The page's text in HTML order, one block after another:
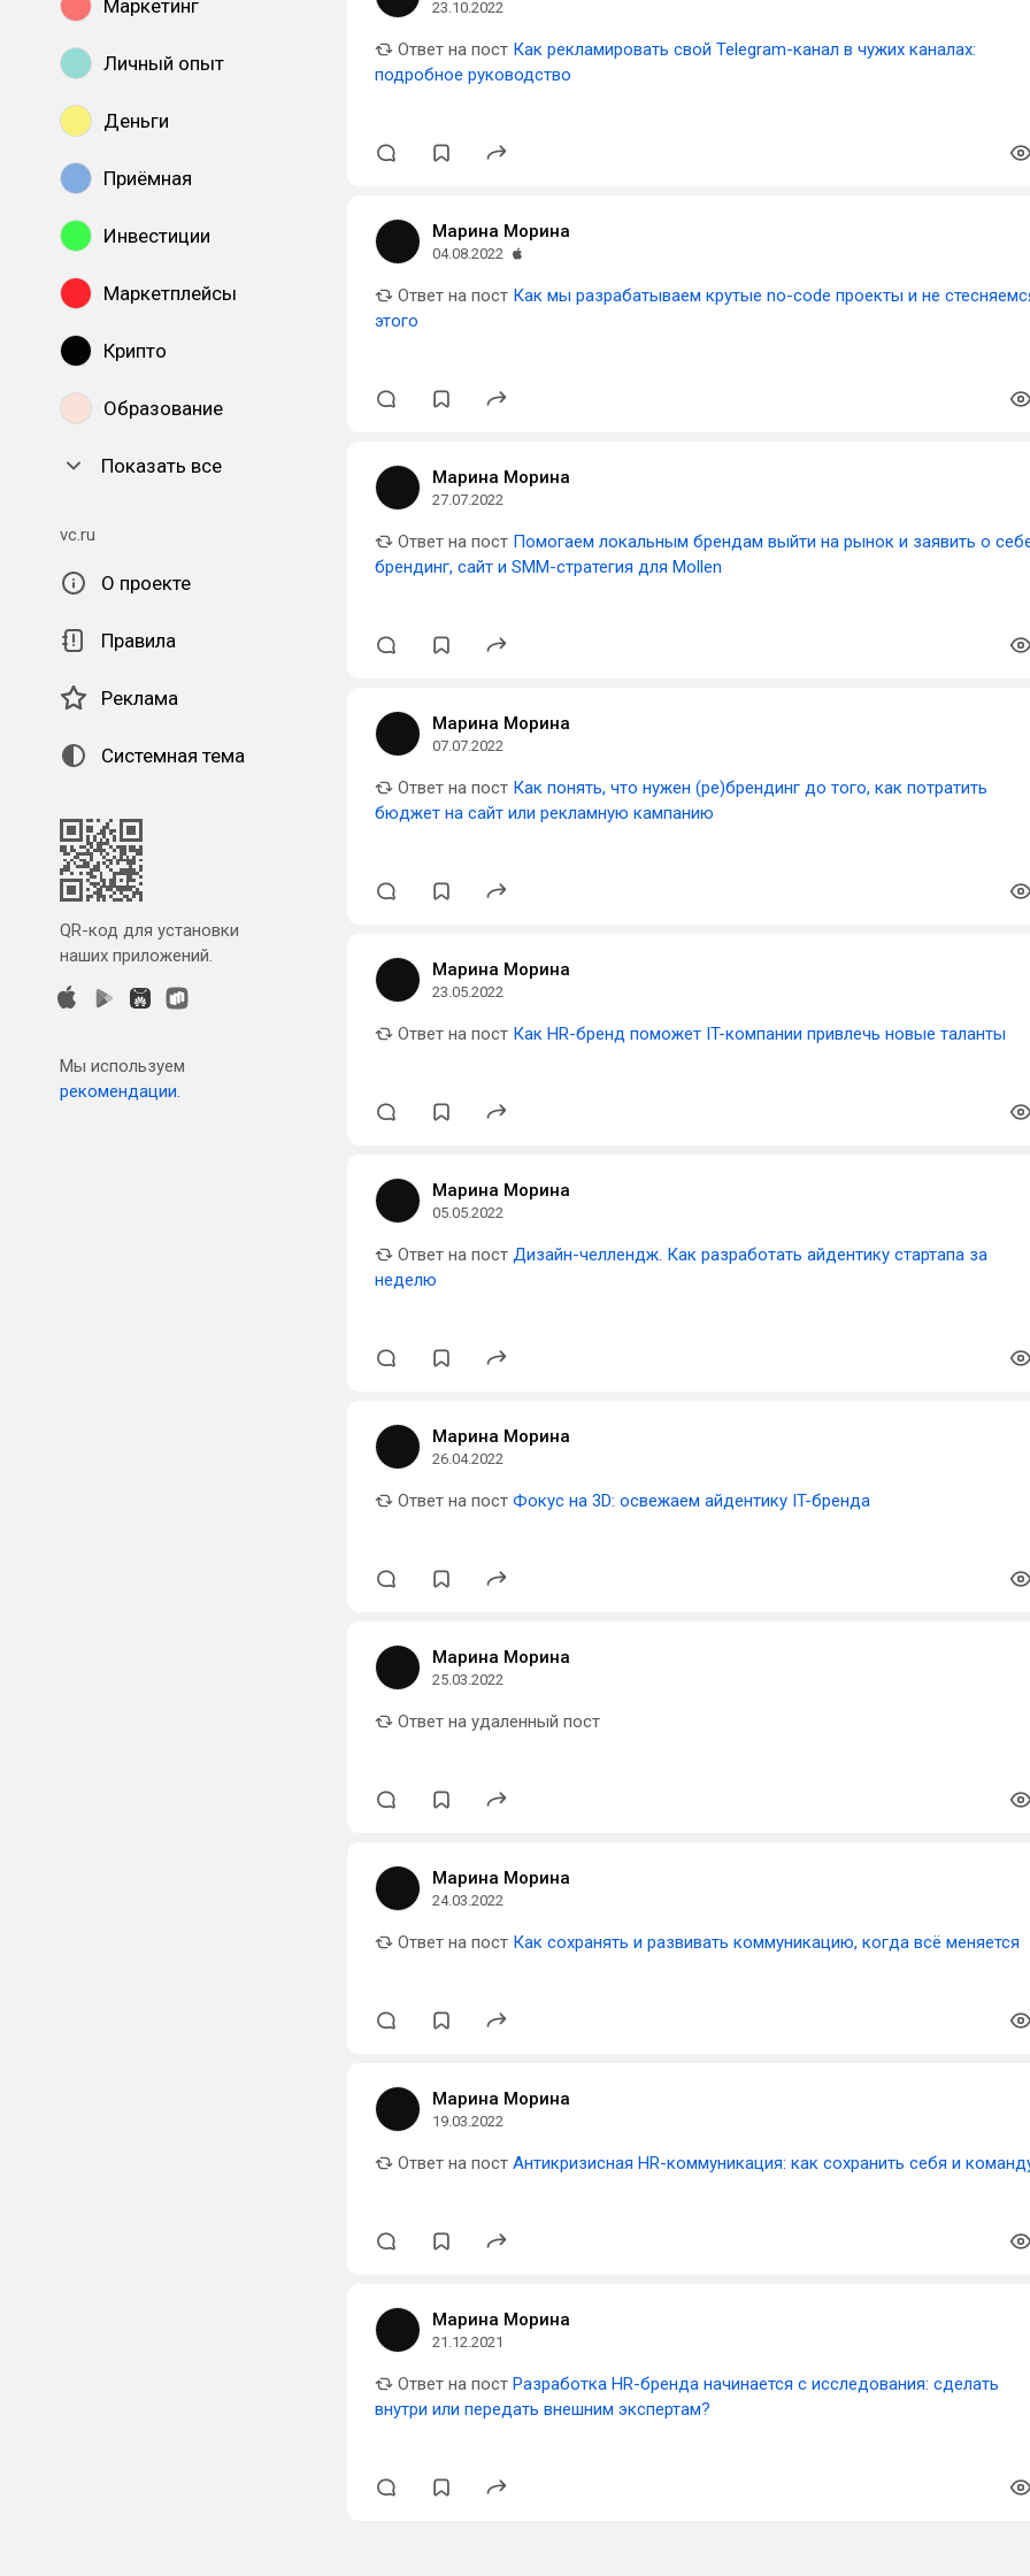
Маркетинг
Личный опыт
Деньги
Приёмная
Инвестиции
Маркетплейсы
Крипто
Образование
Показать все
vc.ru
О проекте
Правила
Реклама
Системная тема
QR-код для установки
наших приложений.
Мы используем
рекомендации.
23.10.2022
Ответ на пост Как рекламировать свой Telegram-канал в чужих каналах:
подробное руководство
Марина Морина
04.08.2022
Ответ на пост Как мы разрабатываем крутые no-code проекты и не
этого
Марина Морина
27.07.2022
Ответ на пост Помогаем локальным брендам выйти на рынок и заявить о
брендинг, сайт и SMM-стратегия для Mollen
Марина Морина
07.07.2022
Ответ на пост Как понять, что нужен (ре)брендинг до того, как потратить
бюджет на сайт или рекламную кампанию
Марина Морина
23.05.2022
Ответ на пост Как HR-бренд поможет IT-компании привлечь новые таланты
Марина Морина
05.05.2022
Ответ на пост Дизайн-челлендж. Как разработать айдентику стартапа за
неделю
Марина Морина
26.04.2022
Ответ на пост Фокус на 3D: освежаем айдентику IT-бренда
Марина Морина
25.03.2022
Ответ на удаленный пост
Марина Морина
24.03.2022
Ответ на пост Как сохранять и развивать коммуникацию, когда всё меняется
Марина Морина
19.03.2022
Ответ на пост Антикризисная HR-коммуникация: как сохранить себя и
Марина Морина
21.12.2021
Ответ на пост Разработка HR-бренда начинается с исследования: сделать
внутри или передать внешним экспертам?